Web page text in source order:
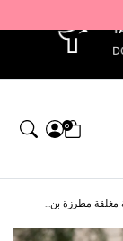
0
مغلقة مطرزة بن...